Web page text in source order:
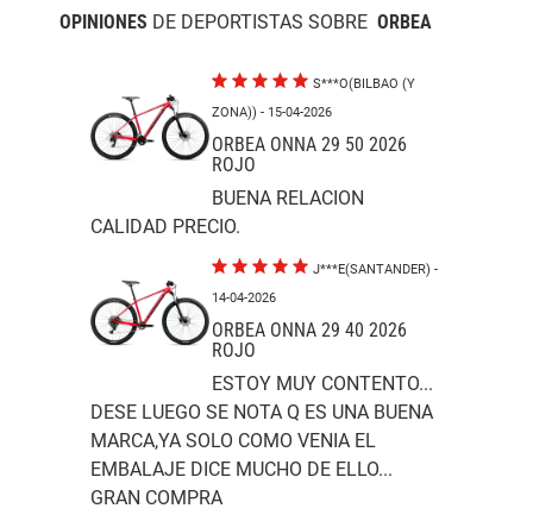
OPINIONES DE DEPORTISTAS SOBRE ORBEA
S***O(BILBAO (Y
ZONA)) - 15-04-2026
ORBEA ONNA 29 50 2026
ROJO
BUENA RELACION
CALIDAD PRECIO.
J***E(SANTANDER) -
14-04-2026
ORBEA ONNA 29 40 2026
ROJO
ESTOY MUY CONTENTO...
DESE LUEGO SE NOTA Q ES UNA BUENA
MARCA,YA SOLO COMO VENIA EL
EMBALAJE DICE MUCHO DE ELLO...
GRAN COMPRA